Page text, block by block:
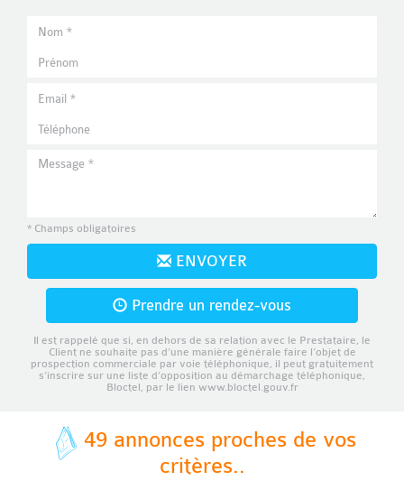
* Champs obligatoires
ENVOYER
Prendre un rendez-vous
Il est rappelé que si, en dehors de sa relation avec le Prestataire, le
Client ne souhaite pas d’une manière générale faire l’objet de
prospection commerciale par voie téléphonique, il peut gratuitement
s’inscrire sur une liste d’opposition au démarchage téléphonique,
Bloctel, par le lien www.bloctel.gouv.fr
49 annonces proches de vos
critères..